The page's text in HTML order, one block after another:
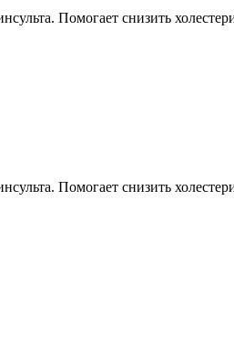
Помогает снизить
Помогает снизить